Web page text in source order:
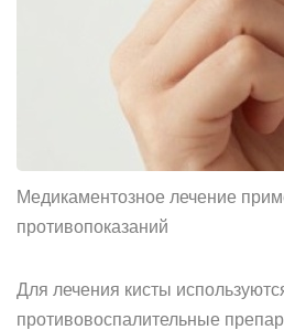
Медикаментозное лечение
противопоказаний
Для лечения кисты
противовоспалительные